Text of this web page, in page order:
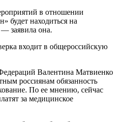
в отношении
будет находиться на
заявила она.
входит в общероссийскую
Валентина Матвиенко
россиянам обязанность
По ее мнению, сейчас
за медицинское